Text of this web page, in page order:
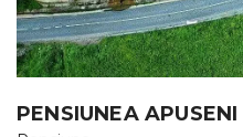
PENSIUNEA APUSENI